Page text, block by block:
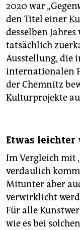
2020 war
den Titel einer
desselben
tatsächlich
Ausstellung, die
internationalen
der Chemnitz
Kulturprojekte
Etwas
Im Vergleich mit
verdaulich
Mitunter aber
verwirklicht
Für alle
wie es bei